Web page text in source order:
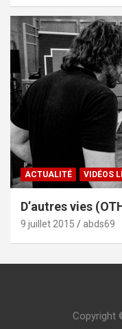
ACTUALITÉ VIDÉOS
D’autres vies
9 juillet 2015 abds69
Copyright